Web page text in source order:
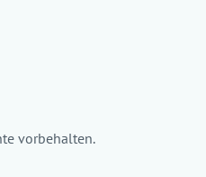
vorbehalten.